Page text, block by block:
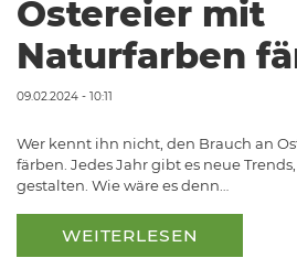
Ostereier mit
Naturfarben
09.02.2024 - 10:11
Wer kennt ihn nicht, den Brauch an
färben. Jedes Jahr gibt es neue
gestalten. Wie wäre es denn…
WEITERLESEN